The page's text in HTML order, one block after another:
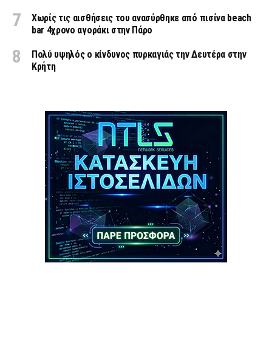
Χωρίς τις αισθήσεις του ανασύρθηκε από πισίνα beach
bar 4χρονο αγοράκι στην Πάρο
Πολύ υψηλός ο κίνδυνος πυρκαγιάς την Δευτέρα στην
Κρήτη